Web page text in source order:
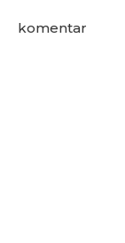
komentar